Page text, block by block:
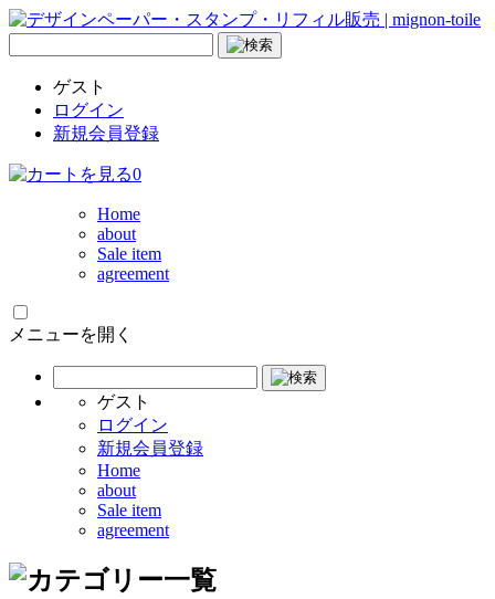
ゲスト
ログイン
新規会員登録
0
Home
about
Sale item
agreement
メニューを開く
ゲスト
ログイン
新規会員登録
Home
about
Sale item
agreement